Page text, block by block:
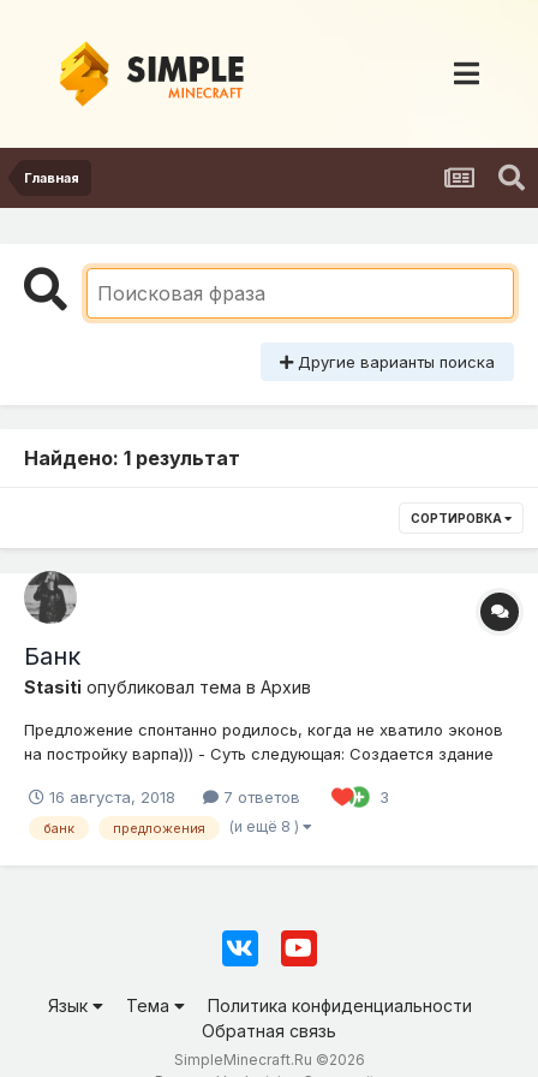
Главная
Другие варианты поиска
Найдено: 1 результат
СОРТИРОВКА
Банк
Stasiti опубликовал тема в Архив
Предложение спонтанно родилось, когда не хватило эконов
на постройку варпа))) - Суть следующая: Создается здание
количество эконов на определенный срок. Тикает таймер,
когда он должен погасить свой долг. --- Если по истечению...
16 августа, 2018 7 ответов 3
банк предложения (и ещё 8 )
Язык Тема
Политика конфиденциальности
Обратная связь
SimpleMinecraft.Ru ©2026